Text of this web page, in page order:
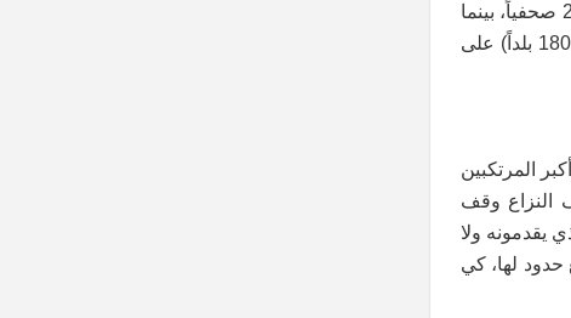
يوم سقوط النظام على أيدي (هيئة تحرير الشام) بتاريخ 9 كانون الأول/ديسمبر 2024، كان يقبع في سجون البلاد ما لا يقل عن 23 صحفياً، بينما
كان 10 في عداد المفقودين، سبعة منهم كانوا من ضحايا الاختفاء القسري، والذي جعل سوريا تقبع في المرتبة 179 (من أصل 180 بلداً) على
المرتكبين
النزاع وقف
يقدمونه ولا
لها، كي